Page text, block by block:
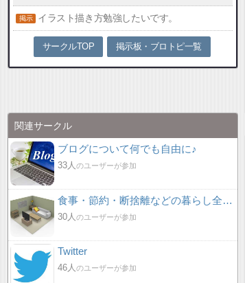
イラスト描き方勉強したいです。
サークルTOP 掲示板・ブロトピ一覧
関連サークル
ブログについて何でも自由に♪
33人のユーザーが参加
食事・節約・断捨離などの暮らし全般サークル
30人のユーザーが参加
Twitter
46人のユーザーが参加